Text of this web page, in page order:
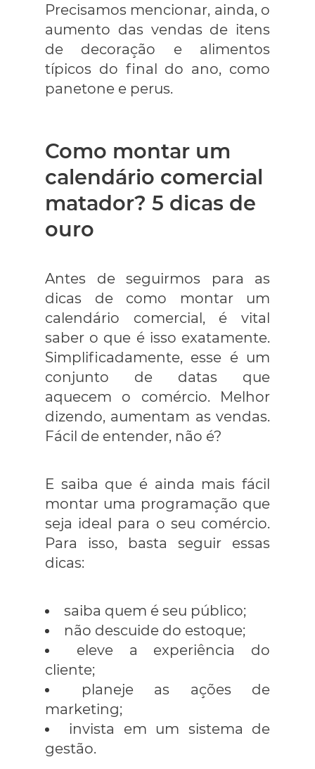
Precisamos mencionar, ainda, o
aumento das vendas de itens
de decoração e alimentos
típicos do final do ano, como
panetone e perus.
Como montar um
calendário comercial
matador? 5 dicas de
ouro
Antes de seguirmos para as
dicas de como montar um
calendário comercial, é vital
saber o que é isso exatamente.
Simplificadamente, esse é um
conjunto de datas que
aquecem o comércio. Melhor
dizendo, aumentam as vendas.
Fácil de entender, não é?
E saiba que é ainda mais fácil
montar uma programação que
seja ideal para o seu comércio.
Para isso, basta seguir essas
dicas:
saiba quem é seu público;
não descuide do estoque;
eleve a experiência do
cliente;
planeje as ações de
marketing;
invista em um sistema de
gestão.